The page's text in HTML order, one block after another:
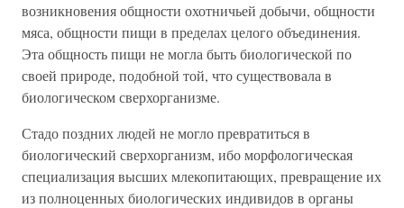
возникновения общности охотничьей добычи, общности
мяса, общности пищи в пределах целого объединения.
Эта общность пищи не могла быть биологической по
своей природе, подобной той, что существовала в
биологическом сверхорганизме.
Стадо поздних людей не могло превратиться в
биологический сверхорганизм, ибо морфологическая
специализация высших млекопитающих, превращение их
из полноценных биологических индивидов в органы